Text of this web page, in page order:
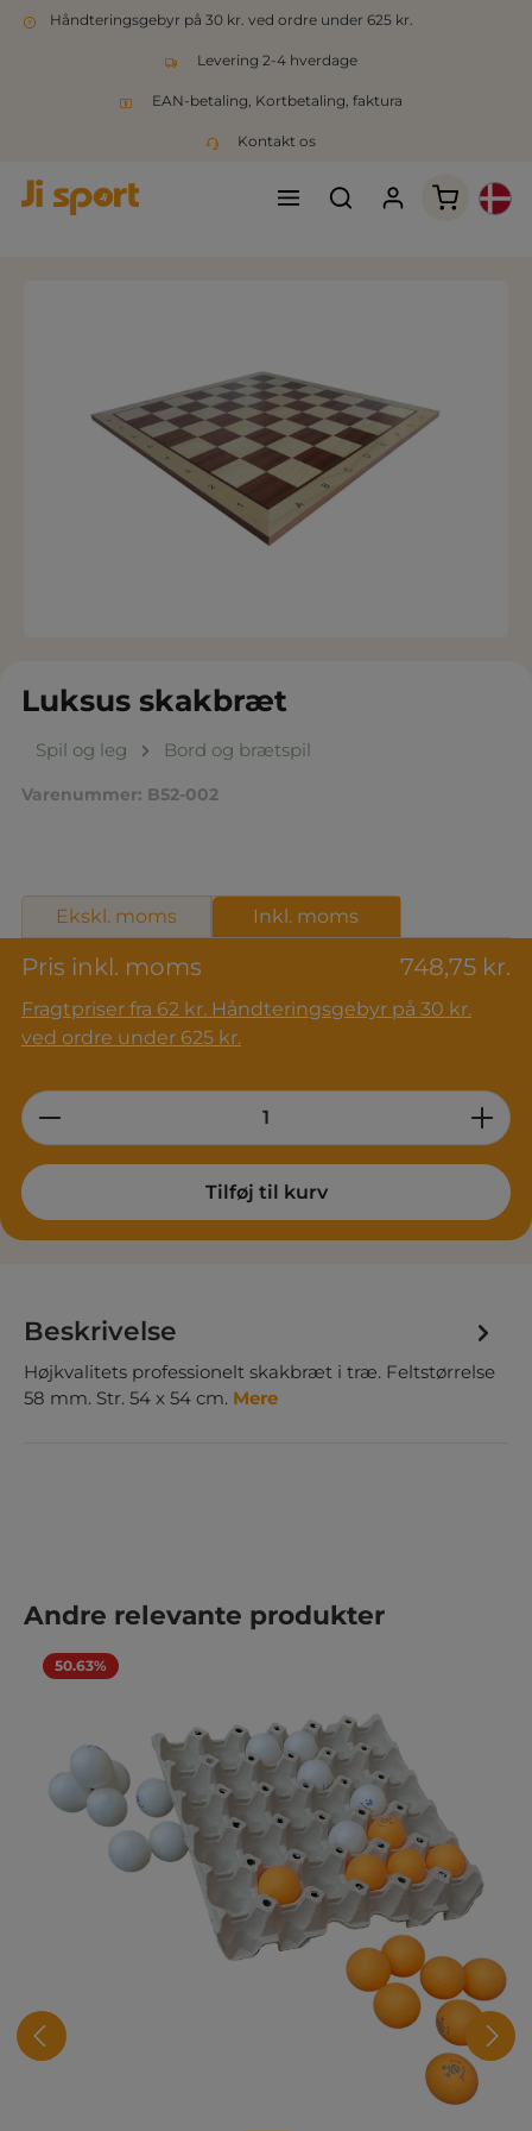
Håndteringsgebyr på 30 kr. ved ordre under 625 kr.
Levering 2-4 hverdage
EAN-betaling, Kortbetaling, faktura
Kontakt os
Luksus skakbræt
Spil og leg Bord og brætspil
Varenummer: B52-002
Pris inkl. moms 748,75 kr.
Fragtpriser fra 62 kr. Håndteringsgebyr på 30 kr.
ved ordre under 625 kr.
Ekskl. moms Inkl. moms
Product Quantity: Enter the desired
Tilføj til kurv
Beskrivelse
Højkvalitets professionelt skakbræt i træ. Feltstørrelse
58 mm. Str. 54 x 54 cm. Mere
Spring produktgalleriet over
Andre relevante produkter
50.63%